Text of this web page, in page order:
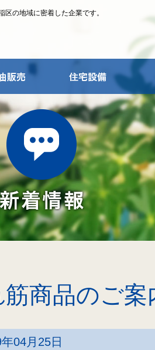
の地域に密着した企業です。
筋商品のご案
04月25日